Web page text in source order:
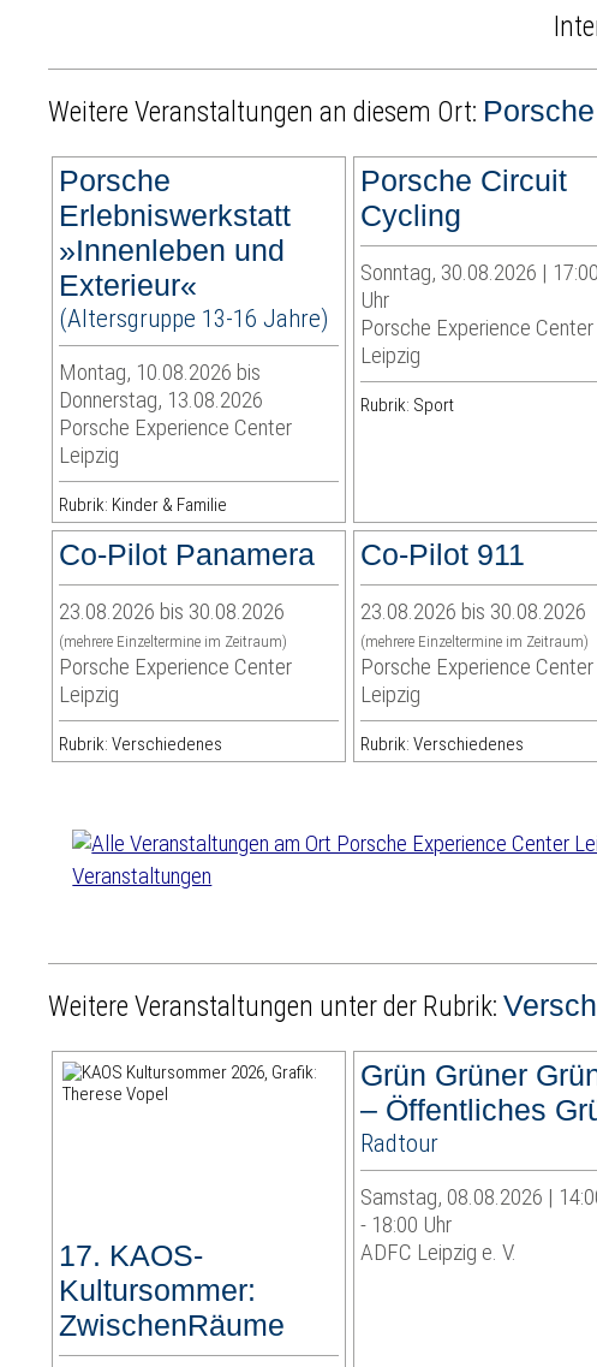
Weitere Veranstaltungen an diesem Ort:
Porsche
Erlebniswerkstatt
»Innenleben und
Exterieur«
(Altersgruppe 13-16 Jahre)
Montag, 10.08.2026 bis
Donnerstag, 13.08.2026
Porsche Experience Center
Leipzig
Rubrik: Kinder & Familie
Porsche Circuit
Cycling
Sonntag, 30.08.2026 | 17:00
Uhr
Porsche Experience Center
Leipzig
Rubrik: Sport
Co-Pilot Panamera
23.08.2026 bis 30.08.2026
(mehrere Einzeltermine im Zeitraum)
Porsche Experience Center
Leipzig
Rubrik: Verschiedenes
Co-Pilot 911
23.08.2026 bis 30.08.2026
(mehrere Einzeltermine im Zeitraum)
Porsche Experience Center
Leipzig
Rubrik: Verschiedenes
Veranstaltungen
Weitere Veranstaltungen unter der Rubrik:
17. KAOS-
Kultursommer:
ZwischenRäume
Grün Grüner
– Öffentliches
Radtour
Samstag, 08.08.2026 |
- 18:00 Uhr
ADFC Leipzig e. V.